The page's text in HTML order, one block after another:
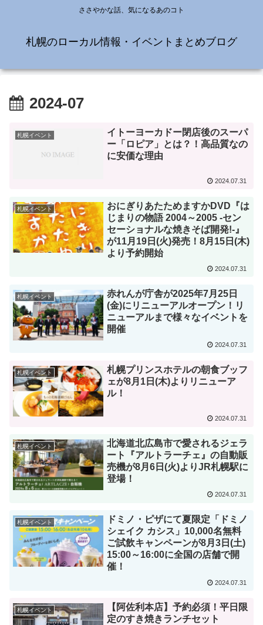
ささやかな話、気になるあのコト
札幌のローカル情報・イベントまとめブログ
2024-07
札幌イベント
イトーヨーカドー閉店後のスーパ
ー「ロピア」とは？！高品質なの
に安価な理由
2024.07.31
札幌イベント
おにぎりあたためますかDVD『は
じまりの物語 2004～2005 -セン
セーショナルな焼きそば開発!-』
が11月19日(火)発売！8月15日(木)
より予約開始
2024.07.31
札幌イベント
赤れんが庁舎が2025年7月25日
(金)にリニューアルオープン！リ
ニューアルまで様々なイベントを
開催
2024.07.31
札幌イベント
札幌プリンスホテルの朝食ブッフ
ェが8月1日(木)よりリニューア
ル！
2024.07.31
札幌イベント
北海道北広島市で愛されるジェラ
ート『アルトラーチェ』の自動販
売機が8月6日(火)よりJR札幌駅に
登場！
2024.07.31
札幌イベント
ドミノ・ピザにて夏限定「ドミノ
シェイク カシス」10,000名無料
ご試飲キャンペーンが8月3日(土)
15:00～16:00に全国の店舗で開
催！
2024.07.31
札幌イベント
【阿佐利本店】予約必須！平日限
定のすき焼きランチセット